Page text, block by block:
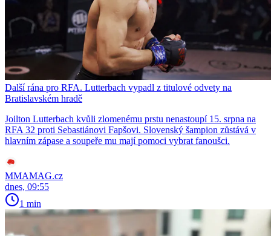
Další rána pro RFA. Lutterbach vypadl z titulové odvety na
Bratislavském hradě
Joilton Lutterbach kvůli zlomenému prstu nenastoupí 15. srpna na
RFA 32 proti Sebastiánovi Fapšovi. Slovenský šampion zůstává v
hlavním zápase a soupeře mu mají pomoci vybrat fanoušci.
MMAMAG.cz
dnes, 09:55
1 min